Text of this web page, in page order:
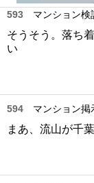
593 マンション検
そうそう。落ち
い
594 マンション掲
まあ、流山が千